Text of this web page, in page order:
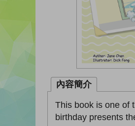
內容簡介
This book is one of
birthday presents